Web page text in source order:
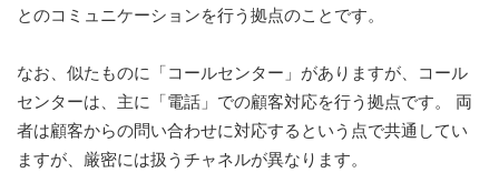
とのコミュニケーションを行う拠点のことです。
なお、似たものに「コールセンター」がありますが、コール
センターは、主に「電話」での顧客対応を行う拠点です。 両
者は顧客からの問い合わせに対応するという点で共通してい
ますが、厳密には扱うチャネルが異なります。